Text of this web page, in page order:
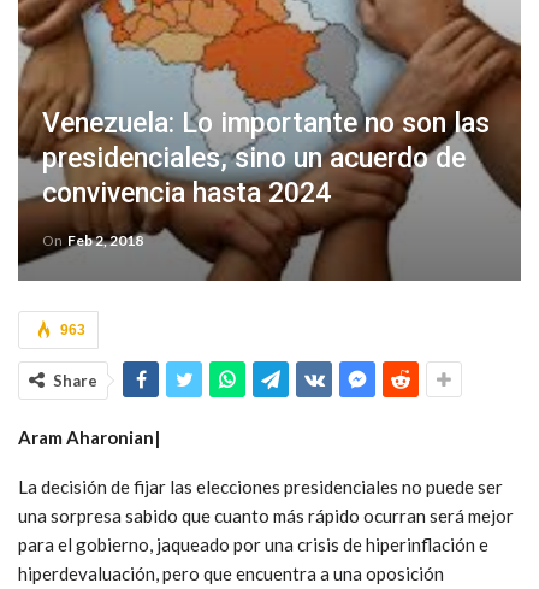
Venezuela: Lo importante no son las
presidenciales, sino un acuerdo de
convivencia hasta 2024
On Feb 2, 2018
963
Share
Aram Aharonian|
La decisión de fijar las elecciones presidenciales no puede ser
una sorpresa sabido que cuanto más rápido ocurran será mejor
para el gobierno, jaqueado por una crisis de hiperinflación e
hiperdevaluación, pero que encuentra a una oposición